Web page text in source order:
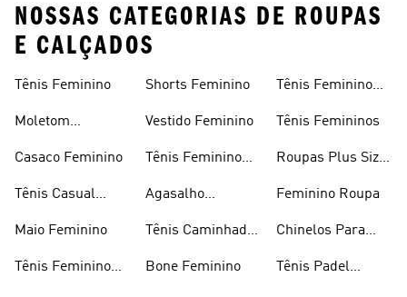
NOSSAS CATEGORIAS DE ROUPAS
E CALÇADOS
Tênis Feminino
Moletom
Casaco Feminino
Tênis Casual
Maio Feminino
Tênis Feminino
Shorts Feminino
Vestido Feminino
Tênis Feminino
Agasalho
Tênis Caminhada
Bone Feminino
Tênis Feminino
Tênis Femininos
Roupas Plus Size
Feminino Roupa
Chinelos Para
Tênis Padel